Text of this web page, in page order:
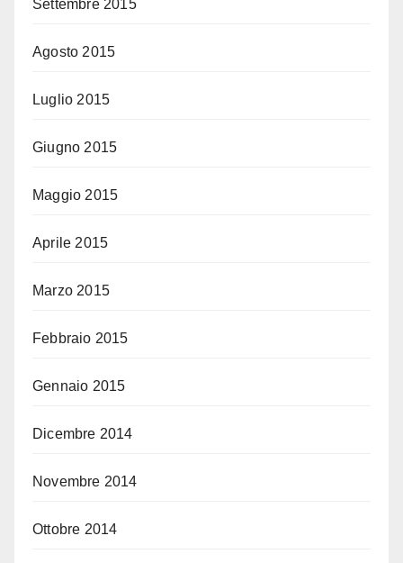
Settembre 2015
Agosto 2015
Luglio 2015
Giugno 2015
Maggio 2015
Aprile 2015
Marzo 2015
Febbraio 2015
Gennaio 2015
Dicembre 2014
Novembre 2014
Ottobre 2014